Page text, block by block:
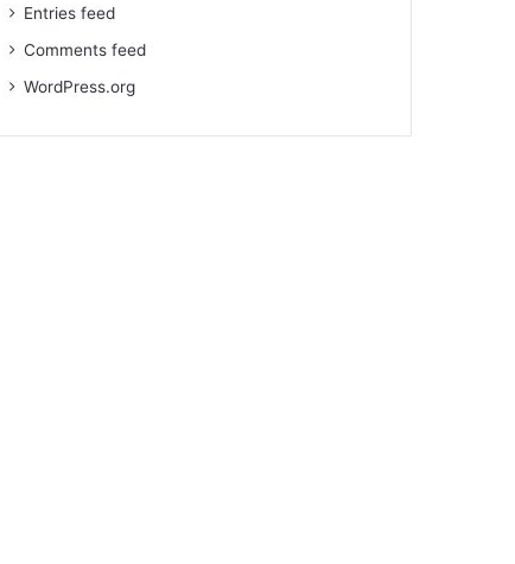
Entries feed
Comments feed
WordPress.org